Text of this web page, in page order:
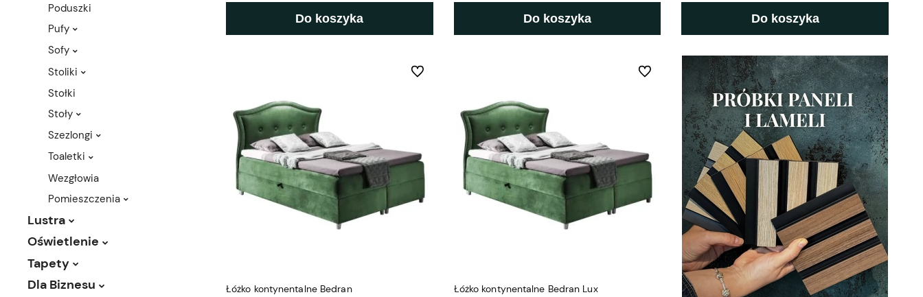
Poduszki
Pufy
Sofy
Stoliki
Stołki
Stoły
Szezlongi
Toaletki
Wezgłowia
Pomieszczenia
Lustra
Oświetlenie
Tapety
Dla Biznesu
Do koszyka Do koszyka Do koszyka
Łóżko kontynentalne Bedran
Do ulubionych
Łóżko kontynentalne Bedran Lux
Do ulubionych